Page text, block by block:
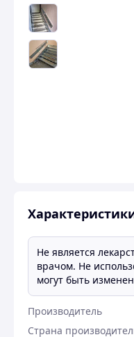
Не является
врачом. Не
могут быть
Производитель
Страна